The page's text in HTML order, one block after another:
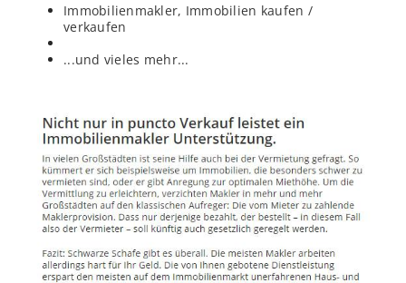
Immobilienmakler, Immobilien kaufen /
verkaufen
...und vieles mehr...